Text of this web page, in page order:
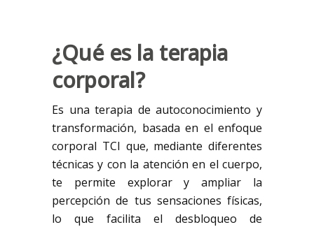
¿Qué es la terapia
corporal?
Es una terapia de autoconocimiento y
transformación, basada en el enfoque
corporal TCI que, mediante diferentes
técnicas y con la atención en el cuerpo,
te permite explorar y ampliar la
percepción de tus sensaciones físicas,
lo que facilita el desbloqueo de